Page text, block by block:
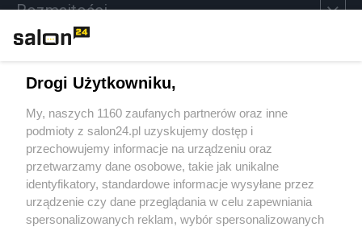
Rozmaitości
Sport
Społeczeństwo
Kultura
Drogi Użytkowniku,
My, naszych 1160 zaufanych partnerów oraz inne
podmioty z salon24.pl uzyskujemy dostęp i
przechowujemy informacje na urządzeniu oraz
przetwarzamy dane osobowe, takie jak unikalne
identyfikatory, standardowe informacje wysyłane przez
urządzenie czy dane przeglądania w celu zapewniania
spersonalizowanych reklam, wybór spersonalizowanych